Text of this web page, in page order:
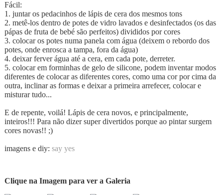
Fácil:
1. juntar os pedacinhos de lápis de cera dos mesmos tons
2. metê-los dentro de potes de vidro lavados e desinfectados (os das
pápas de fruta de bebé são perfeitos) divididos por cores
3. colocar os potes numa panela com água (deixem o rebordo dos
potes, onde enrosca a tampa, fora da água)
4. deixar ferver água até a cera, em cada pote, derreter.
5. colocar em forminhas de gelo de silicone, podem inventar modos
diferentes de colocar as diferentes cores, como uma cor por cima da
outra, inclinar as formas e deixar a primeira arrefecer, colocar e
misturar tudo...
E de repente, voilá! Lápis de cera novos, e principalmente,
inteiros!!! Para não dizer super divertidos porque ao pintar surgem
cores novas!! ;)
imagens e diy: say yes
Clique na Imagem para ver a Galeria